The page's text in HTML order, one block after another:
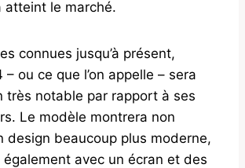
atteint le marché.
connues jusqu’à présent,
– ou ce que l’on appelle – sera
très notable par rapport à ses
Le modèle montrera non
design beaucoup plus moderne,
également avec un écran et des